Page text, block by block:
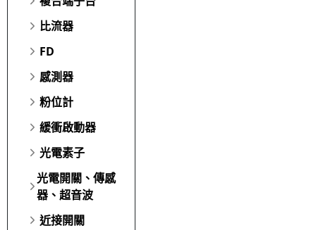
比流器
FD
感測器
粉位計
緩衝啟動器
光電素子
光電開關、傳感
器、超音波
近接開關